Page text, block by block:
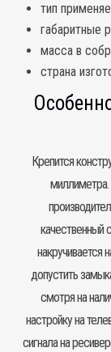
тип
габаритные
масса в
страна
Крепится
миллиметра.
качественный
накручивается
допустить
смотря на
настройку на
сигнала на